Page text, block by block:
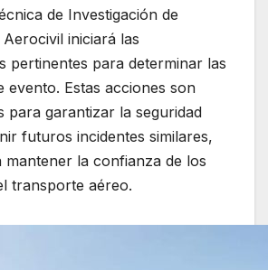
de Investigación de
iniciará las
pertinentes para determinar las
evento. Estas acciones son
para garantizar la seguridad
futuros incidentes similares,
mantener la confianza de los
transporte aéreo.